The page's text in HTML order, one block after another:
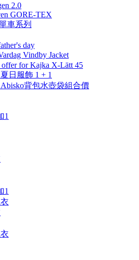
2.0
GORE-TEX
車系列
day
Vindby Jacket
offer for Kajka X-Lätt 45
日服飾 1 + 1
背包水壺袋組合價
1
1